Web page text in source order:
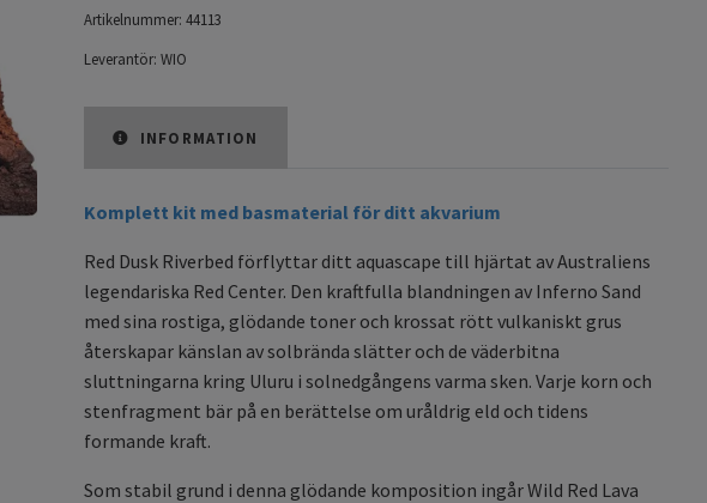
Artikelnummer: 44113
Leverantör: WIO
INFORMATION
Komplett kit med basmaterial för ditt akvarium
Red Dusk Riverbed förflyttar ditt aquascape till hjärtat av Australiens
legendariska Red Center. Den kraftfulla blandningen av Inferno Sand
med sina rostiga, glödande toner och krossat rött vulkaniskt grus
återskapar känslan av solbrända slätter och de väderbitna
sluttningarna kring Uluru i solnedgångens varma sken. Varje korn och
stenfragment bär på en berättelse om uråldrig eld och tidens
formande kraft.
Som stabil grund i denna glödande komposition ingår Wild Red Lava